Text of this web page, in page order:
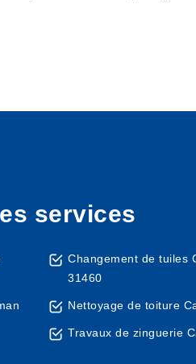
services
Changement de tuiles
31460
Nettoyage de toiture
Travaux de zinguerie